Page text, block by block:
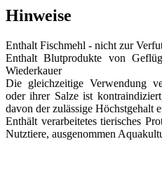
Hinweise
Enthalt Fischmehl - nicht zur
Enthalt Blutprodukte von
Wiederkauer
Die gleichzeitige Verwendung
oder ihrer Salze ist
davon der zulässige Höchstgehalt
Enthält verarbeitetes tierisches
Nutztiere, ausgenommen